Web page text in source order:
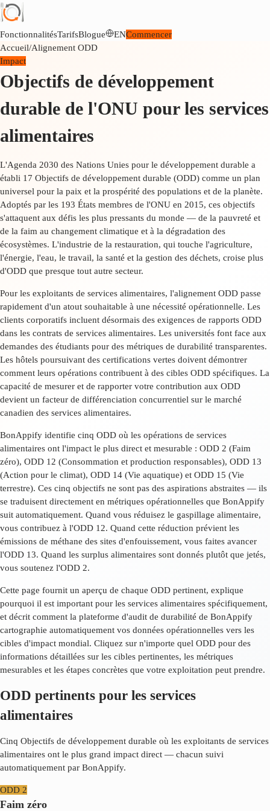
FonctionnalitésTarifsBlogue ENCommencer
Accueil/Alignement ODD
Impact
Objectifs de développement
durable de l'ONU pour les services
alimentaires
L'Agenda 2030 des Nations Unies pour le développement durable a
établi 17 Objectifs de développement durable (ODD) comme un plan
universel pour la paix et la prospérité des populations et de la planète.
Adoptés par les 193 États membres de l'ONU en 2015, ces objectifs
s'attaquent aux défis les plus pressants du monde — de la pauvreté et
de la faim au changement climatique et à la dégradation des
écosystèmes. L'industrie de la restauration, qui touche l'agriculture,
l'énergie, l'eau, le travail, la santé et la gestion des déchets, croise plus
d'ODD que presque tout autre secteur.
Pour les exploitants de services alimentaires, l'alignement ODD passe
rapidement d'un atout souhaitable à une nécessité opérationnelle. Les
clients corporatifs incluent désormais des exigences de rapports ODD
dans les contrats de services alimentaires. Les universités font face aux
demandes des étudiants pour des métriques de durabilité transparentes.
Les hôtels poursuivant des certifications vertes doivent démontrer
comment leurs opérations contribuent à des cibles ODD spécifiques. La
capacité de mesurer et de rapporter votre contribution aux ODD
devient un facteur de différenciation concurrentiel sur le marché
canadien des services alimentaires.
BonAppify identifie cinq ODD où les opérations de services
alimentaires ont l'impact le plus direct et mesurable : ODD 2 (Faim
zéro), ODD 12 (Consommation et production responsables), ODD 13
(Action pour le climat), ODD 14 (Vie aquatique) et ODD 15 (Vie
terrestre). Ces cinq objectifs ne sont pas des aspirations abstraites — ils
se traduisent directement en métriques opérationnelles que BonAppify
suit automatiquement. Quand vous réduisez le gaspillage alimentaire,
vous contribuez à l'ODD 12. Quand cette réduction prévient les
émissions de méthane des sites d'enfouissement, vous faites avancer
l'ODD 13. Quand les surplus alimentaires sont donnés plutôt que jetés,
vous soutenez l'ODD 2.
Cette page fournit un aperçu de chaque ODD pertinent, explique
pourquoi il est important pour les services alimentaires spécifiquement,
et décrit comment la plateforme d'audit de durabilité de BonAppify
cartographie automatiquement vos données opérationnelles vers les
cibles d'impact mondial. Cliquez sur n'importe quel ODD pour des
informations détaillées sur les cibles pertinentes, les métriques
mesurables et les étapes concrètes que votre exploitation peut prendre.
ODD pertinents pour les services
alimentaires
Cinq Objectifs de développement durable où les exploitants de services
alimentaires ont le plus grand impact direct — chacun suivi
automatiquement par BonAppify.
ODD 2
Faim zéro